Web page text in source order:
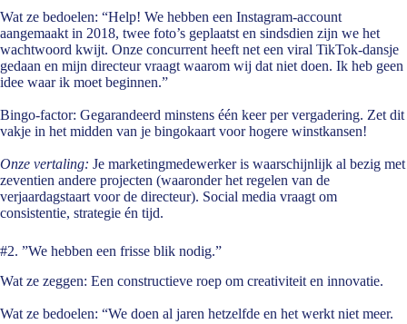
Wat ze bedoelen: “Help! We hebben een Instagram-account
aangemaakt in 2018, twee foto’s geplaatst en sindsdien zijn we het
wachtwoord kwijt. Onze concurrent heeft net een viral TikTok-dansje
gedaan en mijn directeur vraagt waarom wij dat niet doen. Ik heb geen
idee waar ik moet beginnen.”
Bingo-factor: Gegarandeerd minstens één keer per vergadering. Zet dit
vakje in het midden van je bingokaart voor hogere winstkansen!
Onze vertaling: Je marketingmedewerker is waarschijnlijk al bezig met
zeventien andere projecten (waaronder het regelen van de
verjaardagstaart voor de directeur). Social media vraagt om
consistentie, strategie én tijd.
#2. ”We hebben een frisse blik nodig.”
Wat ze zeggen: Een constructieve roep om creativiteit en innovatie.
Wat ze bedoelen: “We doen al jaren hetzelfde en het werkt niet meer.